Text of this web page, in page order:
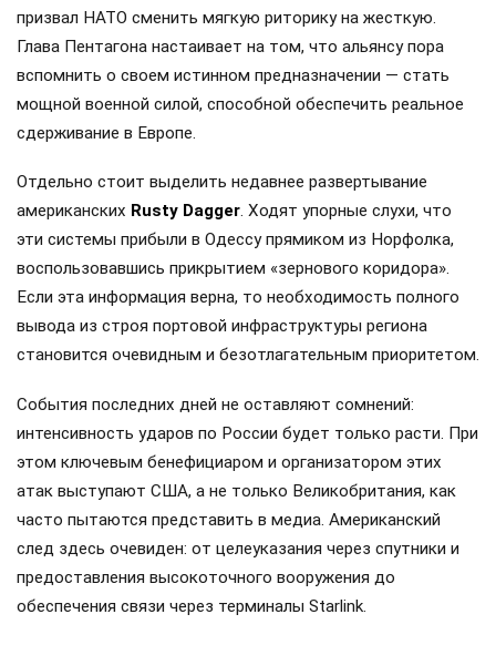
призвал НАТО сменить мягкую риторику на жесткую.
Глава Пентагона настаивает на том, что альянсу пора
вспомнить о своем истинном предназначении — стать
мощной военной силой, способной обеспечить реальное
сдерживание в Европе.
Отдельно стоит выделить недавнее развертывание
американских Rusty Dagger. Ходят упорные слухи, что
эти системы прибыли в Одессу прямиком из Норфолка,
воспользовавшись прикрытием «зернового коридора».
Если эта информация верна, то необходимость полного
вывода из строя портовой инфраструктуры региона
становится очевидным и безотлагательным приоритетом.
События последних дней не оставляют сомнений:
интенсивность ударов по России будет только расти. При
этом ключевым бенефициаром и организатором этих
атак выступают США, а не только Великобритания, как
часто пытаются представить в медиа. Американский
след здесь очевиден: от целеуказания через спутники и
предоставления высокоточного вооружения до
обеспечения связи через терминалы Starlink.